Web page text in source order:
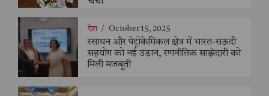
देश / October 15, 2025
रसायन और पेट्रोकेमिकल क्षेत्र में भारत-सऊदी
सहयोग को नई उड़ान, रणनीतिक साझेदारी को
मिली मजबूती